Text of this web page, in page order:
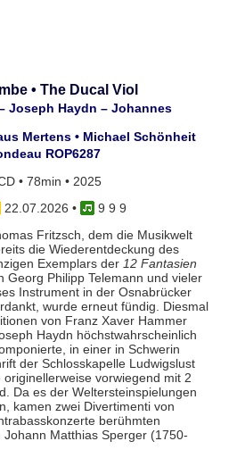
• The Ducal Viol
Joseph Haydn – Johannes
Mertens • Michael Schönheit
ROP6287
• 78min • 2025
22.07.2026 •
9 9 9
Fritzsch, dem die Musikwelt
die Wiederentdeckung des
Exemplars der 12 Fantasien
Georg Philipp Telemann und vieler
Instrument in der Osnabrücker
wurde erneut fündig. Diesmal
von Franz Xaver Hammer
Haydn höchstwahrscheinlich
in einer in Schwerin
der Schlosskapelle Ludwigslust
vorwiegend mit 2
Da es der Weltersteinspielungen
kamen zwei Divertimenti von
berühmten
Johann Matthias Sperger (1750-